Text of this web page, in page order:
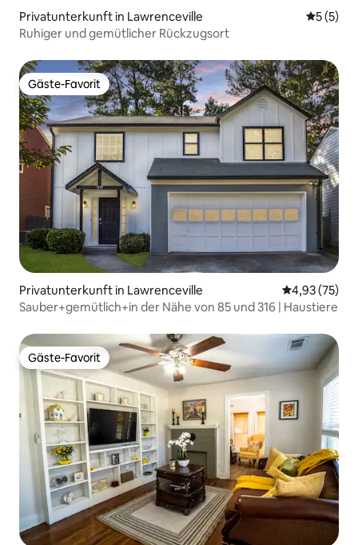
Privatunterkunft in Lawrenceville
5 (5)
Ruhiger und gemütlicher Rückzugsort
Gäste-Favorit
Gäste-Favorit
Privatunterkunft in Lawrenceville
4,93 (75)
Sauber+gemütlich+in der Nähe von 85 und 316 | Haustiere
Gäste-Favorit
Gäste-Favorit